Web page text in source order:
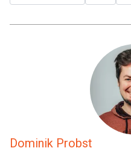
Dominik Probst